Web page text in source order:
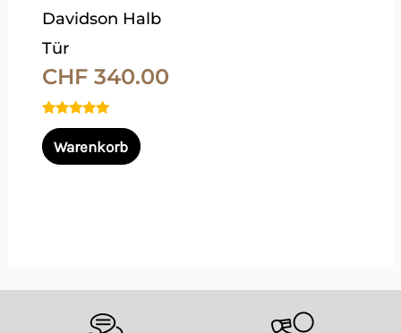
Davidson Halb
Tür
CHF340.00
Bewertet
mit
5.00
von 5
Warenkorb
auf
Produktseite
werden